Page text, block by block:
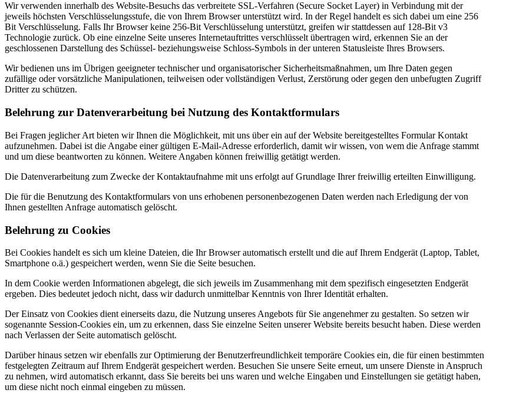
Wir verwenden innerhalb des Website-Besuchs das verbreitete SSL-Verfahren (Secure Socket Layer) in Verbindung mit der
jeweils höchsten Verschlüsselungsstufe, die von Ihrem Browser unterstützt wird. In der Regel handelt es sich dabei um eine 256
Bit Verschlüsselung. Falls Ihr Browser keine 256-Bit Verschlüsselung unterstützt, greifen wir stattdessen auf 128-Bit v3
Technologie zurück. Ob eine einzelne Seite unseres Internetauftrittes verschlüsselt übertragen wird, erkennen Sie an der
geschlossenen Darstellung des Schüssel- beziehungsweise Schloss-Symbols in der unteren Statusleiste Ihres Browsers.
Wir bedienen uns im Übrigen geeigneter technischer und organisatorischer Sicherheitsmaßnahmen, um Ihre Daten gegen
zufällige oder vorsätzliche Manipulationen, teilweisen oder vollständigen Verlust, Zerstörung oder gegen den unbefugten Zugriff
Dritter zu schützen.
Belehrung zur Datenverarbeitung bei Nutzung des Kontaktformulars
Bei Fragen jeglicher Art bieten wir Ihnen die Möglichkeit, mit uns über ein auf der Website bereitgestelltes Formular Kontakt
aufzunehmen. Dabei ist die Angabe einer gültigen E-Mail-Adresse erforderlich, damit wir wissen, von wem die Anfrage stammt
und um diese beantworten zu können. Weitere Angaben können freiwillig getätigt werden.
Die Datenverarbeitung zum Zwecke der Kontaktaufnahme mit uns erfolgt auf Grundlage Ihrer freiwillig erteilten Einwilligung.
Die für die Benutzung des Kontaktformulars von uns erhobenen personenbezogenen Daten werden nach Erledigung der von
Ihnen gestellten Anfrage automatisch gelöscht.
Belehrung zu Cookies
Bei Cookies handelt es sich um kleine Dateien, die Ihr Browser automatisch erstellt und die auf Ihrem Endgerät (Laptop, Tablet,
Smartphone o.ä.) gespeichert werden, wenn Sie die Seite besuchen.
In dem Cookie werden Informationen abgelegt, die sich jeweils im Zusammenhang mit dem spezifisch eingesetzten Endgerät
ergeben. Dies bedeutet jedoch nicht, dass wir dadurch unmittelbar Kenntnis von Ihrer Identität erhalten.
Der Einsatz von Cookies dient einerseits dazu, die Nutzung unseres Angebots für Sie angenehmer zu gestalten. So setzen wir
sogenannte Session-Cookies ein, um zu erkennen, dass Sie einzelne Seiten unserer Website bereits besucht haben. Diese werden
nach Verlassen der Seite automatisch gelöscht.
Darüber hinaus setzen wir ebenfalls zur Optimierung der Benutzerfreundlichkeit temporäre Cookies ein, die für einen bestimmten
festgelegten Zeitraum auf Ihrem Endgerät gespeichert werden. Besuchen Sie unsere Seite erneut, um unsere Dienste in Anspruch
zu nehmen, wird automatisch erkannt, dass Sie bereits bei uns waren und welche Eingaben und Einstellungen sie getätigt haben,
um diese nicht noch einmal eingeben zu müssen.